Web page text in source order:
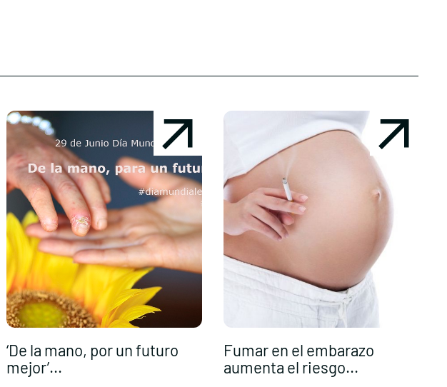
‘De la mano, por un futuro
mejor’...
Fumar en el embarazo
aumenta el riesgo...